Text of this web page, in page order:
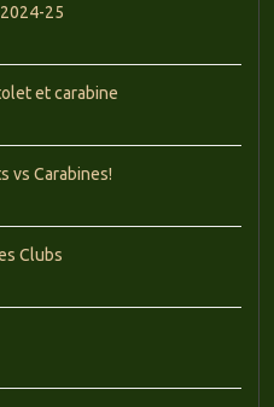
25
et carabine
vs Carabines!
Clubs